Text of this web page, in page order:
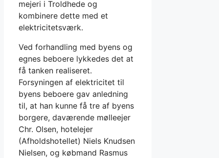
mejeri i Troldhede og
kombinere dette med et
elektricitetsværk.
Ved forhandling med byens og
egnes beboere lykkedes det at
få tanken realiseret.
Forsyningen af elektricitet til
byens beboere gav anledning
til, at han kunne få tre af byens
borgere, daværende mølleejer
Chr. Olsen, hotelejer
(Afholdshotellet) Niels Knudsen
Nielsen, og købmand Rasmus